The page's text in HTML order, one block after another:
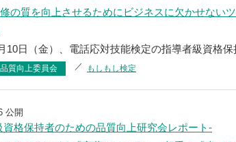
の質を向上させるためにビジネスに欠かせない
10日（金）、電話応対技能検定の指導者級資格
質向上委員会 もしもし検定
公開
資格保持者のための品質向上研究会レポート-